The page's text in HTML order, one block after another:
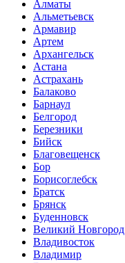
Алматы
Альметьевск
Армавир
Артем
Архангельск
Астана
Астрахань
Балаково
Барнаул
Белгород
Березники
Бийск
Благовещенск
Бор
Борисоглебск
Братск
Брянск
Буденновск
Великий Новгород
Владивосток
Владимир